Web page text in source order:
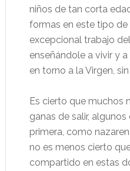
niños de tan corta
formas en este tipo de
excepcional trabajo
enseñándole a vivir y
en torno a la Virgen,
Es cierto que muchos
ganas de salir,
primera, como
no es menos cierto
compartido en estas